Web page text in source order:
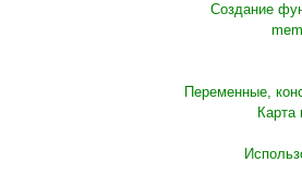
Создание
Переменные,